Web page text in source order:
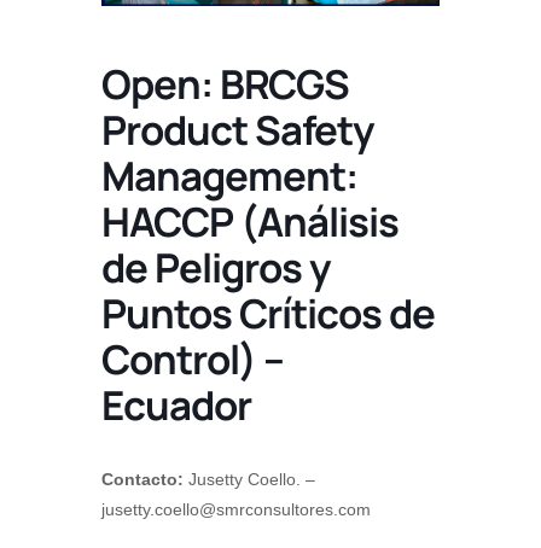
Open: BRCGS
Product Safety
Management:
HACCP (Análisis
de Peligros y
Puntos Críticos de
Control) –
Ecuador
Contacto: Jusetty Coello. –
jusetty.coello@smrconsultores.com